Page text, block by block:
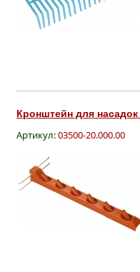
Кронштейн для насадок
Артикул:03500-20.000.00